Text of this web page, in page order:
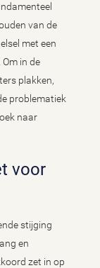
van de
met een
in de
plakken,
problematiek
naar
voor
stijging
en
zet in op